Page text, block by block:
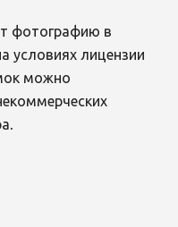
фотографию в
условиях лицензии
можно